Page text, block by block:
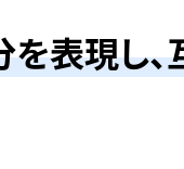
表現し、